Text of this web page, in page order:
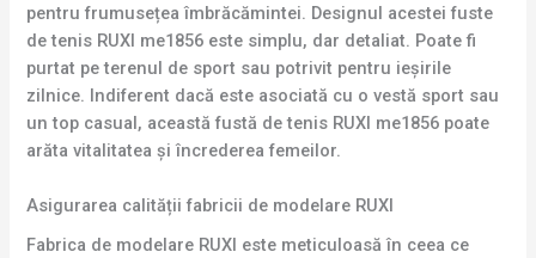
pentru frumusețea îmbrăcămintei. Designul acestei fuste
de tenis RUXI me1856 este simplu, dar detaliat. Poate fi
purtat pe terenul de sport sau potrivit pentru ieșirile
zilnice. Indiferent dacă este asociată cu o vestă sport sau
un top casual, această fustă de tenis RUXI me1856 poate
arăta vitalitatea și încrederea femeilor.
Asigurarea calității fabricii de modelare RUXI
Fabrica de modelare RUXI este meticuloasă în ceea ce